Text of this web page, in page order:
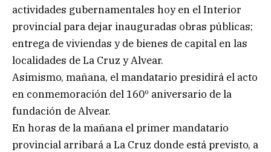
actividades gubernamentales hoy en el Interior
provincial para dejar inauguradas obras públicas;
entrega de viviendas y de bienes de capital en las
localidades de La Cruz y Alvear.
Asimismo, mañana, el mandatario presidirá el acto
en conmemoración del 160º aniversario de la
fundación de Alvear.
En horas de la mañana el primer mandatario
provincial arribará a La Cruz donde está previsto, a